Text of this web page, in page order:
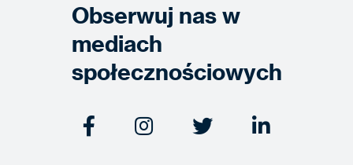
Obserwuj nas w
mediach
społecznościowych
   